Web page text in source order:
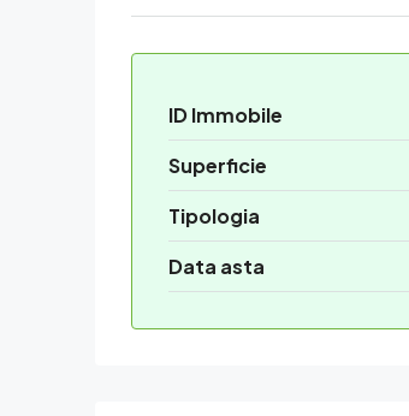
ID Immobile
Superficie
Tipologia
Data asta